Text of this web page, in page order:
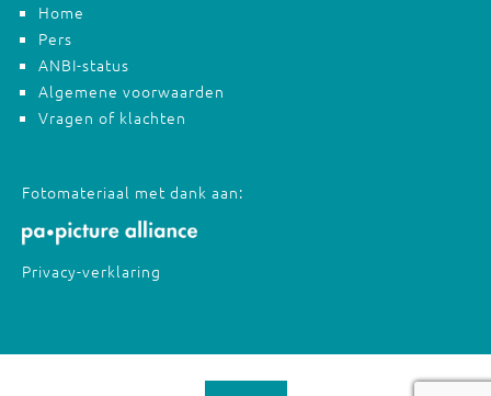
Home
Pers
ANBI-status
Algemene voorwaarden
Vragen of klachten
Fotomateriaal met dank aan:
Privacy-verklaring